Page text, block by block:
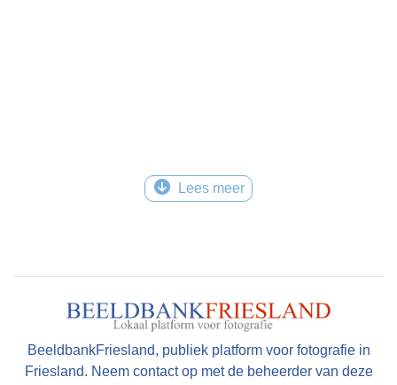
Lees meer
BeeldbankFriesland, publiek platform voor fotografie in
Friesland. Neem contact op met de beheerder van deze